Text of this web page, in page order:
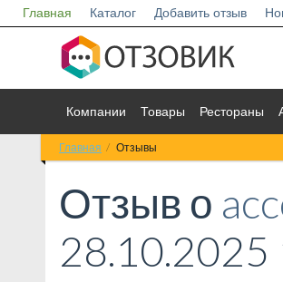
Главная Каталог Добавить отзыв
Компании Товары Рестораны
Главная Отзывы
Отзыв о
28.10.2025